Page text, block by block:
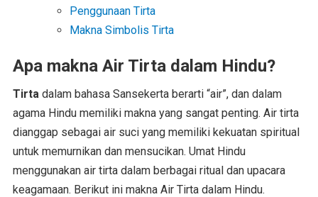
Penggunaan Tirta
Makna Simbolis Tirta
Apa makna Air Tirta dalam Hindu?
Tirta dalam bahasa Sansekerta berarti “air”, dan dalam
agama Hindu memiliki makna yang sangat penting. Air tirta
dianggap sebagai air suci yang memiliki kekuatan spiritual
untuk memurnikan dan mensucikan. Umat Hindu
menggunakan air tirta dalam berbagai ritual dan upacara
keagamaan. Berikut ini makna Air Tirta dalam Hindu.